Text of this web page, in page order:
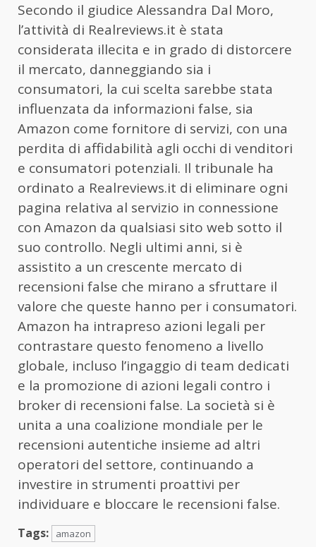
Secondo il giudice Alessandra Dal Moro,
l’attività di Realreviews.it è stata
considerata illecita e in grado di distorcere
il mercato, danneggiando sia i
consumatori, la cui scelta sarebbe stata
influenzata da informazioni false, sia
Amazon come fornitore di servizi, con una
perdita di affidabilità agli occhi di venditori
e consumatori potenziali. Il tribunale ha
ordinato a Realreviews.it di eliminare ogni
pagina relativa al servizio in connessione
con Amazon da qualsiasi sito web sotto il
suo controllo. Negli ultimi anni, si è
assistito a un crescente mercato di
recensioni false che mirano a sfruttare il
valore che queste hanno per i consumatori.
Amazon ha intrapreso azioni legali per
contrastare questo fenomeno a livello
globale, incluso l’ingaggio di team dedicati
e la promozione di azioni legali contro i
broker di recensioni false. La società si è
unita a una coalizione mondiale per le
recensioni autentiche insieme ad altri
operatori del settore, continuando a
investire in strumenti proattivi per
individuare e bloccare le recensioni false.
Tags: amazon